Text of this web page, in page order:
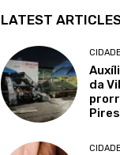
LATEST
da
Pires